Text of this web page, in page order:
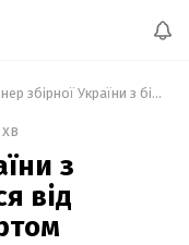
Тренер збірної України з біатлону вилікувався від COVID-19 перед стартом Олімпіади-2022
з
від